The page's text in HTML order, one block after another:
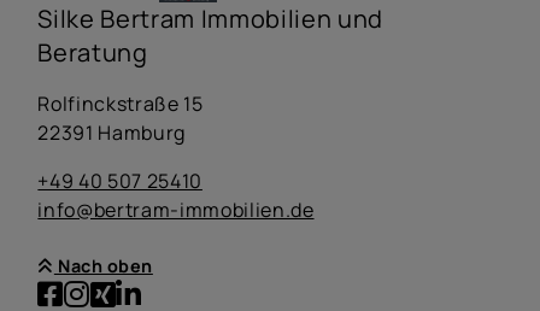
Silke Bertram Immobilien und
Beratung
Rolfinckstraße 15
22391 Hamburg
+49 40 507 25410
info@bertram-immobilien.de
Nach oben